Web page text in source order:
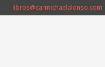
libros@carmichaelalonso.com